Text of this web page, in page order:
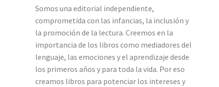
Somos una editorial independiente,
comprometida con las infancias, la inclusión y
la promoción de la lectura. Creemos en la
importancia de los libros como mediadores del
lenguaje, las emociones y el aprendizaje desde
los primeros años y para toda la vida. Por eso
creamos libros para potenciar los intereses y